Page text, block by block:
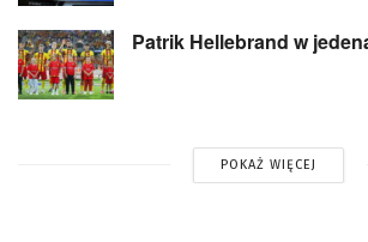
Patrik Hellebrand w
POKAŻ WIĘCEJ